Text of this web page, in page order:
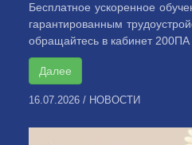
Бесплатное ускоренное
гарантированным
обращайтесь в кабинет 200ПА
Далее
16.07.2026 / НОВОСТИ